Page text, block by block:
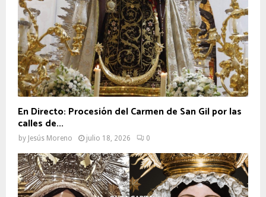
En Directo: Procesión del Carmen de San Gil por las
calles de...
by Jesús Moreno julio 18, 2026 0